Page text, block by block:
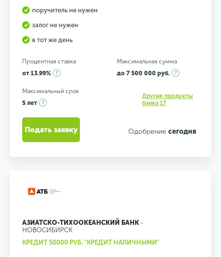
поручитель не нужен
залог не нужен
в тот же день
Процентная ставка
от 13.99%
Максимальная сумма
до 7 500 000 руб.
Максимальный срок
5 лет
Другие продукты
банка 17
Одобрение сегодня
Подать заявку
АЗИАТСКО-ТИХООКЕАНСКИЙ БАНК -
НОВОСИБИРСК
КРЕДИТ 50000 РУБ. "КРЕДИТ НАЛИЧНЫМИ"